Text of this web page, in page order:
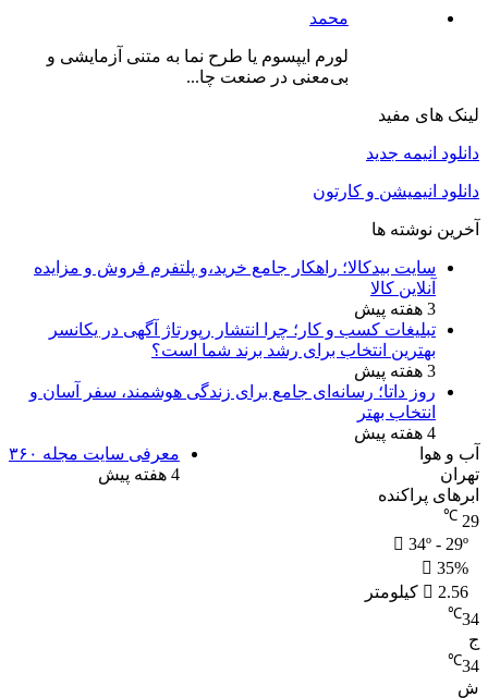
محمد
لورم ایپسوم یا طرح‌ نما به متنی آزمایشی و
بی‌معنی در صنعت چا...
لینک های مفید
دانلود انیمه جدید
دانلود انیمیشن و کارتون
آخرین نوشته ها
سایت بیدکالا؛ راهکار جامع خرید،و پلتفرم فروش و مزایده
آنلاین کالا
3 هفته پیش
تبلیغات کسب و کار؛ چرا انتشار رپورتاژ آگهی در یکانسر
بهترین انتخاب برای رشد برند شما است؟
3 هفته پیش
روز داتا؛ رسانه‌ای جامع برای زندگی هوشمند، سفر آسان و
انتخاب بهتر
4 هفته پیش
معرفی سایت مجله ۳۶۰
4 هفته پیش
آب و هوا
تهران
ابرهای پراکنده
29
℃
34º - 29º
35%
2.56 کیلومتر
34
℃
ج
34
℃
ش